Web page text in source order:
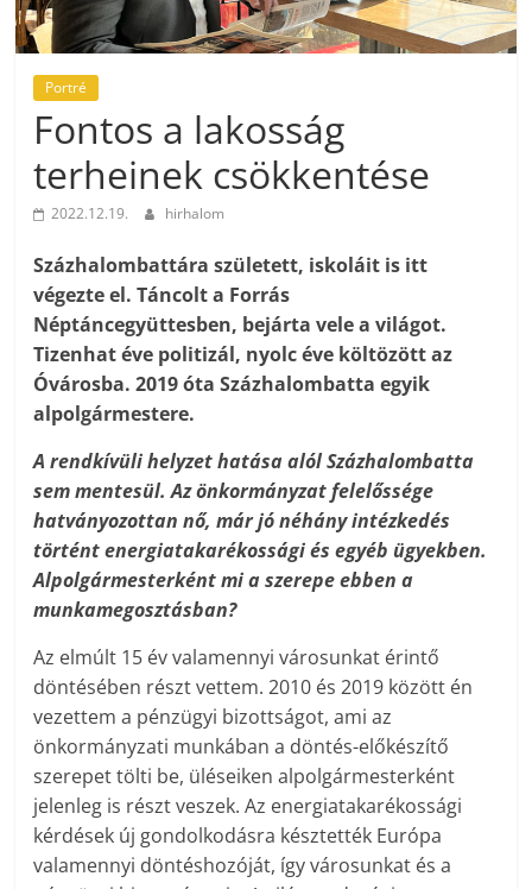
Portré
Fontos a lakosság
terheinek csökkentése
2022.12.19. hirhalom
Százhalombattára született, iskoláit is itt
végezte el. Táncolt a Forrás
Néptáncegyüttesben, bejárta vele a világot.
Tizenhat éve politizál, nyolc éve költözött az
Óvárosba. 2019 óta Százhalombatta egyik
alpolgármestere.
A rendkívüli helyzet hatása alól Százhalombatta
sem mentesül. Az önkormányzat felelőssége
hatványozottan nő, már jó néhány intézkedés
történt energiatakarékossági és egyéb ügyekben.
Alpolgármesterként mi a szerepe ebben a
munkamegosztásban?
Az elmúlt 15 év valamennyi városunkat érintő
döntésében részt vettem. 2010 és 2019 között én
vezettem a pénzügyi bizottságot, ami az
önkormányzati munkában a döntés-előkészítő
szerepet tölti be, üléseiken alpolgármesterként
jelenleg is részt veszek. Az energiatakarékossági
kérdések új gondolkodásra késztették Európa
valamennyi döntéshozóját, így városunkat és a